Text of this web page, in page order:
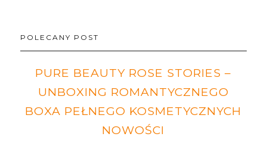
POLECANY POST
PURE BEAUTY ROSE STORIES –
UNBOXING ROMANTYCZNEGO
BOXA PEŁNEGO KOSMETYCZNYCH
NOWOŚCI